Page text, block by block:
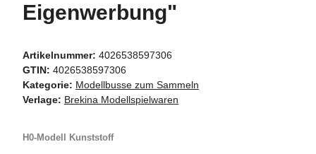
Eigenwerbung"
Artikelnummer: 4026538597306
GTIN: 4026538597306
Kategorie: Modellbusse zum Sammeln
Verlage: Brekina Modellspielwaren
H0-Modell Kunststoff